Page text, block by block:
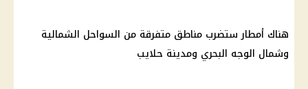
هناك أمطار ستضرب مناطق متفرقة من السواحل الشمالية
وشمال الوجه البحري ومدينة حلايب